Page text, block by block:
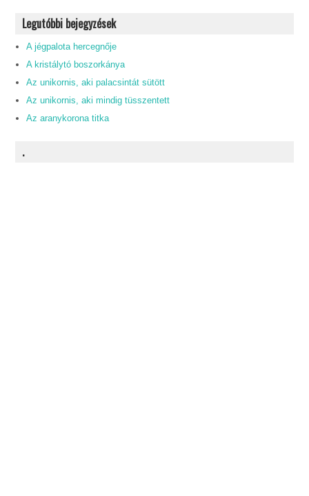
Legutóbbi bejegyzések
A jégpalota hercegnője
A kristálytó boszorkánya
Az unikornis, aki palacsintát sütött
Az unikornis, aki mindig tüsszentett
Az aranykorona titka
.